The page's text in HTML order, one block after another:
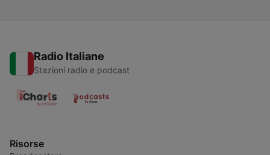
Radio Italiane
Stazioni radio e podcast
Risorse